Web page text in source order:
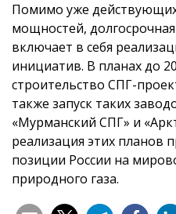
Помимо уже
мощностей, долгосрочная
включает в себя
инициатив. В планах до
строительство СПГ-
также запуск таких
«Мурманский СПГ» и
реализация этих планов
позиции России на
природного газа.